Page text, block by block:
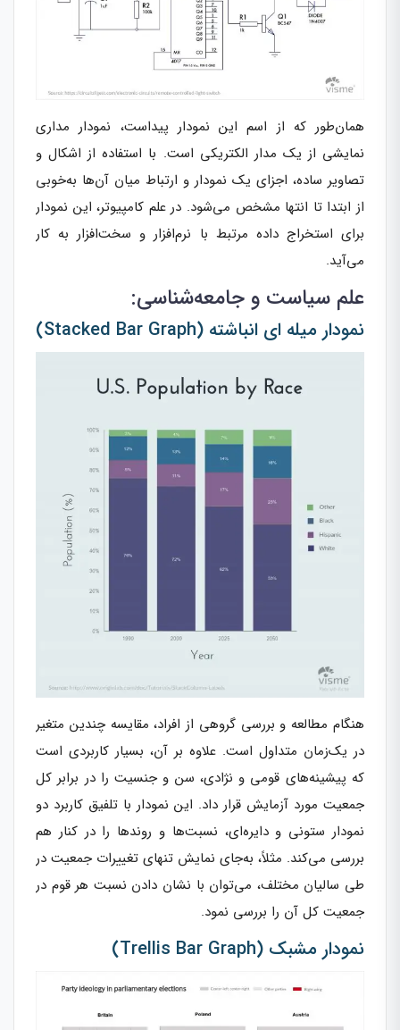
همان‌طور که از اسم این نمودار پیداست، نمودار مداری
نمایشی از یک مدار الکتریکی است. با استفاده از اشکال و
تصاویر ساده، اجزای یک نمودار و ارتباط میان آن‌ها به‌خوبی
از ابتدا تا انتها مشخص می‌شود. در علم کامپیوتر، این نمودار
برای استخراج داده مرتبط با نرم‌افزار و سخت‌افزار به کار
می‌آید.
علم سیاست و جامعه‌شناسی:
نمودار میله ای انباشته (Stacked Bar Graph)
هنگام مطالعه و بررسی گروهی از افراد، مقایسه چندین متغیر
در یک‌زمان متداول است. علاوه بر آن، بسیار کاربردی است
که پیشینه‌های قومی و نژادی، سن و جنسیت را در برابر کل
جمعیت مورد آزمایش قرار داد. این نمودار با تلفیق کاربرد دو
نمودار ستونی و دایره‌ای، نسبت‌ها و روندها را در کنار هم
بررسی می‌کند. مثلاً، به‌جای نمایش تنهای تغییرات جمعیت در
طی سالیان مختلف، می‌توان با نشان دادن نسبت هر قوم در
جمعیت کل آن را بررسی نمود.
نمودار مشبک (Trellis Bar Graph)